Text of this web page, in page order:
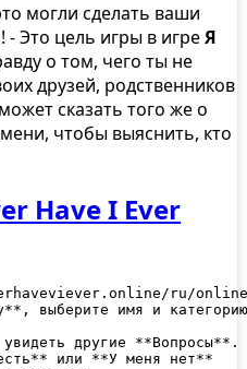
могли сделать ваши
- Это цель игры в игреЯ
о том, чего ты не
друзей, родственников
сказать того же о
чтобы выяснить, кто
Have I Ever
ru/
выберите имя и категорию
другие **Вопросы**.
или **У меня нет**